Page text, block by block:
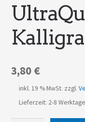
3,80 €
inkl. 19 % MwSt. zzgl.
Lieferzeit: 2-8 Werktage